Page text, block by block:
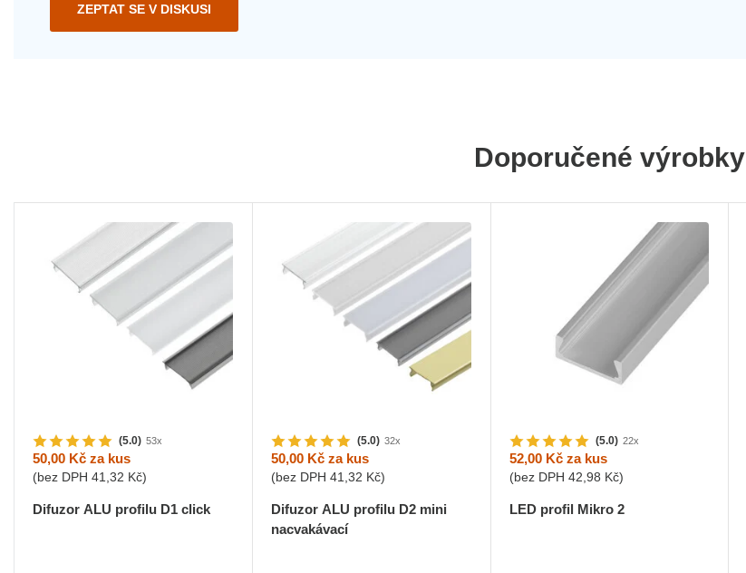
ZEPTAT SE V DISKUSI
Doporučené výrobky
(5.0) 53x
50,00 Kč za kus
(bez DPH 41,32 Kč)
Difuzor ALU profilu D1 click
(5.0) 32x
50,00 Kčza kus
(bez DPH 41,32 Kč)
Difuzor ALU profilu D2 mini
nacvakávací
(5.0) 22x
52,00 Kčza kus
(bez DPH 42,98 Kč)
LED profil Mikro 2